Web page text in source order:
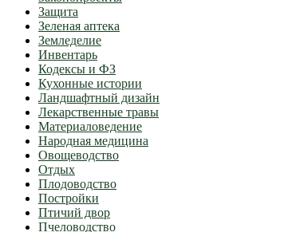
Защита
Зеленая аптека
Земледелие
Инвентарь
Кодексы и ФЗ
Кухонные истории
Ландшафтный дизайн
Лекарственные травы
Материаловедение
Народная медицина
Овощеводство
Отдых
Плодоводство
Постройки
Птичий двор
Пчеловодство